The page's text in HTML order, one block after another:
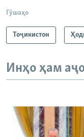
Гӯшаҳо
Тоҷикистон
Инҳо ҳам